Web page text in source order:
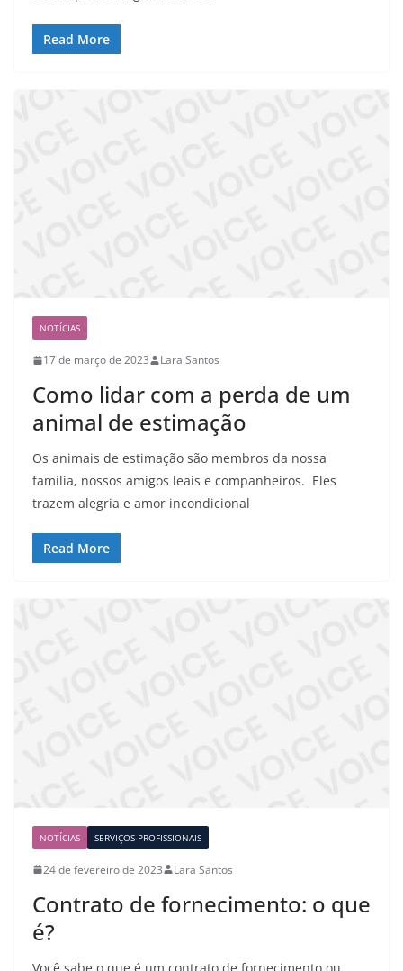
Read More
NOTÍCIAS
17 de março de 2023 Lara Santos
Como lidar com a perda de um
animal de estimação
Os animais de estimação são membros da nossa
família, nossos amigos leais e companheiros. Eles
trazem alegria e amor incondicional
Read More
NOTÍCIAS SERVIÇOS PROFISSIONAIS
24 de fevereiro de 2023 Lara Santos
Contrato de fornecimento: o que
é?